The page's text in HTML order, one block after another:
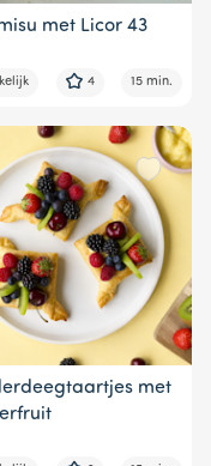
met Licor 43
4 15 min.
met